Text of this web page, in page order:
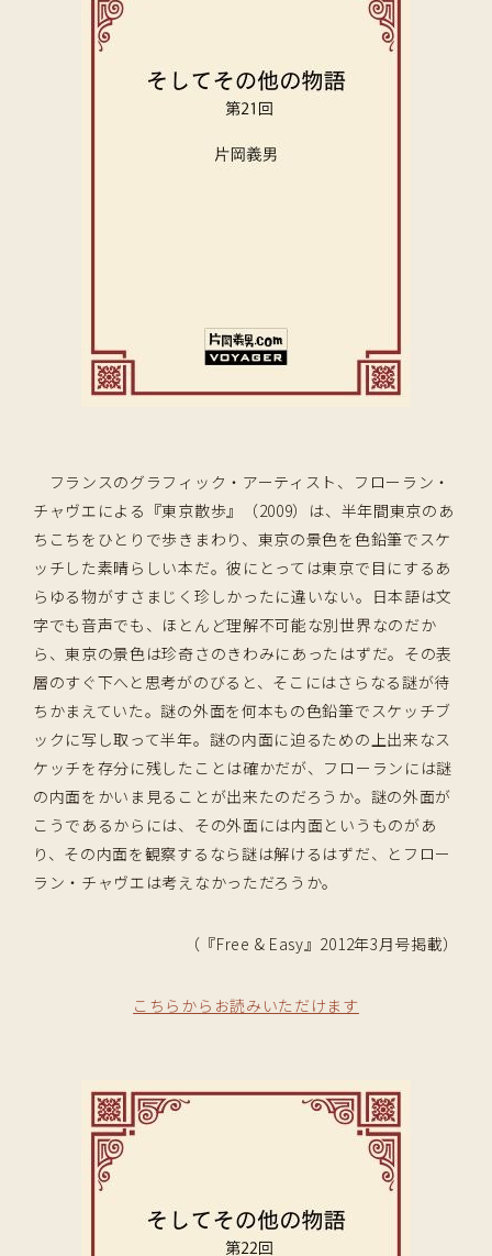
フランスのグラフィック・アーティスト、フローラン・
チャヴエによる『東京散歩』（2009）は、半年間東京のあ
ちこちをひとりで歩きまわり、東京の景色を色鉛筆でスケ
ッチした素晴らしい本だ。彼にとっては東京で目にするあ
らゆる物がすさまじく珍しかったに違いない。日本語は文
字でも音声でも、ほとんど理解不可能な別世界なのだか
ら、東京の景色は珍奇さのきわみにあったはずだ。その表
層のすぐ下へと思考がのびると、そこにはさらなる謎が待
ちかまえていた。謎の外面を何本もの色鉛筆でスケッチブ
ックに写し取って半年。謎の内面に迫るための上出来なス
ケッチを存分に残したことは確かだが、フローランには謎
の内面をかいま見ることが出来たのだろうか。謎の外面が
こうであるからには、その外面には内面というものがあ
り、その内面を観察するなら謎は解けるはずだ、とフロー
ラン・チャヴエは考えなかっただろうか。
（『Free & Easy』2012年3月号掲載）
こちらからお読みいただけます